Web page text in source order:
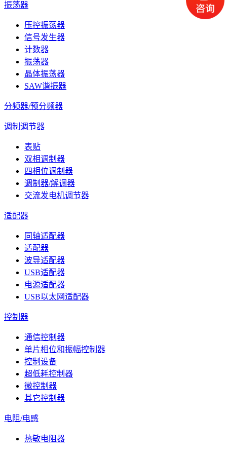
振荡器
压控振荡器
信号发生器
计数器
振荡器
晶体振荡器
SAW谐振器
分频器/预分频器
调制调节器
表贴
双相调制器
四相位调制器
调制器/解调器
交流发电机调节器
适配器
同轴适配器
适配器
波导适配器
USB适配器
电源适配器
USB以太网适配器
控制器
通信控制器
单片相位和振幅控制器
控制设备
超低耗控制器
微控制器
其它控制器
电阻/电感
热敏电阻器